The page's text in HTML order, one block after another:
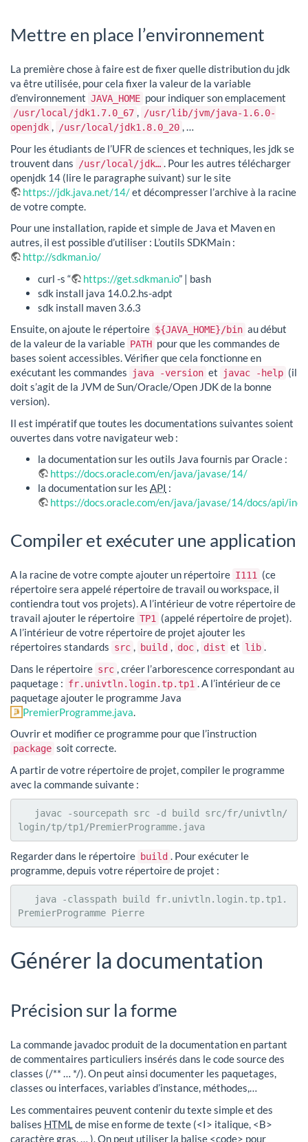
Mettre en place l’environnement
La première chose à faire est de fixer quelle distribution du jdk
va être utilisée, pour cela fixer la valeur de la variable
d’environnement JAVA_HOME pour indiquer son emplacement
/usr/local/jdk1.7.0_67 , /usr/lib/jvm/java-1.6.0-
openjdk , /usr/local/jdk1.8.0_20 , …
Pour les étudiants de l’UFR de sciences et techniques, les jdk se
trouvent dans
/usr/local/jdk… . Pour les autres télécharger
openjdk 14 (lire le paragraphe suivant) sur le site
https://jdk.java.net/14/et décompresser l’archive à la racine
de votre compte.
Pour une installation, rapide et simple de Java et Maven en
autres, il est possible d’utiliser : L’outils SDKMain :
http://sdkman.io/
curl -s “
https://get.sdkman.io” | bash
sdk install java 14.0.2.hs-adpt
sdk install maven 3.6.3
Ensuite, on ajoute le répertoire ${JAVA_HOME}/bin au début
de la valeur de la variable PATH pour que les commandes de
bases soient accessibles. Vérifier que cela fonctionne en
exécutant les commandes
java -version et javac -help (il
doit s’agit de la JVM de Sun/Oracle/Open JDK de la bonne
version).
Il est impératif que toutes les documentations suivantes soient
ouvertes dans votre navigateur web :
la documentation sur les outils Java fournis par Oracle :
https://docs.oracle.com/en/java/javase/14/
la documentation sur les API :
https://docs.oracle.com/en/java/javase/14/docs/api/
Compiler et exécuter une application
A la racine de votre compte ajouter un répertoire I111 (ce
répertoire sera appelé répertoire de travail ou workspace, il
contiendra tout vos projets). A l’intérieur de votre répertoire de
travail ajouter le répertoire TP1 (appelé répertoire de projet).
A l’intérieur de votre répertoire de projet ajouter les
répertoires standards src , build , doc , dist et lib .
Dans le répertoire src , créer l’arborescence correspondant au
paquetage : fr.univtln.login.tp.tp1 . A l’intérieur de ce
paquetage ajouter le programme Java
PremierProgramme.java.
Ouvrir et modifier ce programme pour que l’instruction
package soit correcte.
A partir de votre répertoire de projet, compiler le programme
avec la commande suivante :
login/tp/tp1/PremierProgramme.java
Regarder dans le répertoire build . Pour exécuter le
programme, depuis votre répertoire de projet :
PremierProgramme Pierre
Générer la documentation
Précision sur la forme
La commande javadoc produit de la documentation en partant
de commentaires particuliers insérés dans le code source des
classes (/** … */). On peut ainsi documenter les paquetages,
classes ou interfaces, variables d’instance, méthodes,…
Les commentaires peuvent contenir du texte simple et des
balises HTML de mise en forme de texte (<I> italique, <B>
caractère gras, … ). On peut utiliser la balise <code> pour